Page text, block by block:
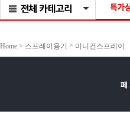
Home > 스프레이용기 > 미니건스프레이